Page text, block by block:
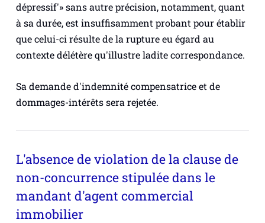
dépressif'» sans autre précision, notamment, quant
à sa durée, est insuffisamment probant pour établir
que celui-ci résulte de la rupture eu égard au
contexte délétère qu'illustre ladite correspondance.
Sa demande d'indemnité compensatrice et de
dommages-intérêts sera rejetée.
L'absence de violation de la clause de
non-concurrence stipulée dans le
mandant d'agent commercial
immobilier